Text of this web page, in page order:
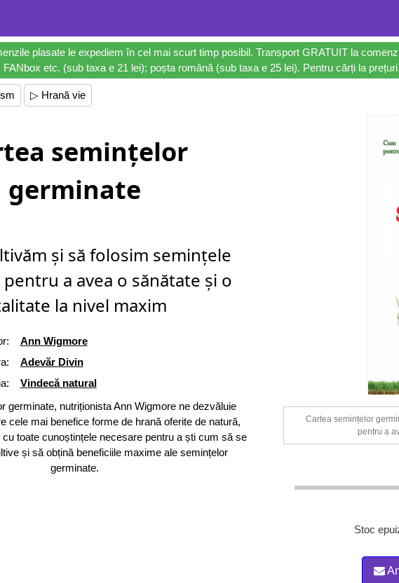
plasate le expediem în cel mai scurt timp posibil. Transport GRATUIT la
etc. (sub taxa e 21 lei); poșta română (sub taxa e 25 lei). Pentru cărți la
▷ Hrană vie
semințelor
germinate
și să folosim semințele
a avea o sănătate și o
la nivel maxim
Ann Wigmore
Adevăr Divin
Vindecă natural
germinate, nutriționista Ann Wigmore ne dezvăluie
cele mai benefice forme de hrană oferite de natură,
toate cunoștințele necesare pentru a ști cum să se
și să obțină beneficiile maxime ale semințelor
germinate.
Cartea semințelor
pentru a
Stoc